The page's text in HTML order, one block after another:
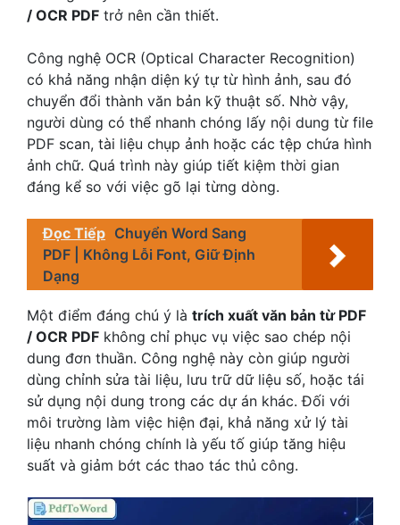
/ OCR PDF trở nên cần thiết.
Công nghệ OCR (Optical Character Recognition)
có khả năng nhận diện ký tự từ hình ảnh, sau đó
chuyển đổi thành văn bản kỹ thuật số. Nhờ vậy,
người dùng có thể nhanh chóng lấy nội dung từ file
PDF scan, tài liệu chụp ảnh hoặc các tệp chứa hình
ảnh chữ. Quá trình này giúp tiết kiệm thời gian
đáng kể so với việc gõ lại từng dòng.
Đọc Tiếp Chuyển Word Sang
PDF | Không Lỗi Font, Giữ Định
Dạng
Một điểm đáng chú ý là trích xuất văn bản từ PDF
/ OCR PDF không chỉ phục vụ việc sao chép nội
dung đơn thuần. Công nghệ này còn giúp người
dùng chỉnh sửa tài liệu, lưu trữ dữ liệu số, hoặc tái
sử dụng nội dung trong các dự án khác. Đối với
môi trường làm việc hiện đại, khả năng xử lý tài
liệu nhanh chóng chính là yếu tố giúp tăng hiệu
suất và giảm bớt các thao tác thủ công.